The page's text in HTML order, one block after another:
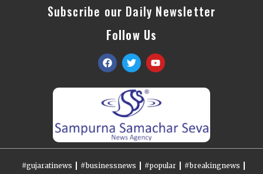
Subscribe our Daily Newsletter
Follow Us
#gujaratinews #businessnews #popular #breakingnews